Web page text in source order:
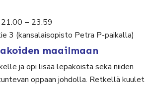
– 23.59
3 (kansalaisopisto Petra P-paikalla)
maailmaan
ja opi lisää lepakoista sekä niiden
oppaan johdolla. Retkellä kuulet